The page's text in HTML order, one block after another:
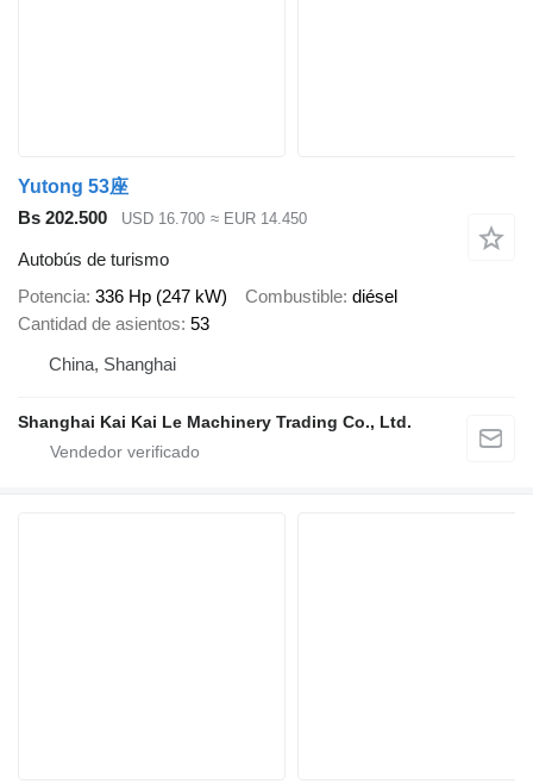
Yutong 53座
Bs 202.500
USD 16.700 ≈ EUR 14.450
Autobús de turismo
Potencia 336 Hp (247 kW) Combustible diésel
Cantidad de asientos 53
China, Shanghai
Shanghai Kai Kai Le Machinery Trading Co., Ltd.